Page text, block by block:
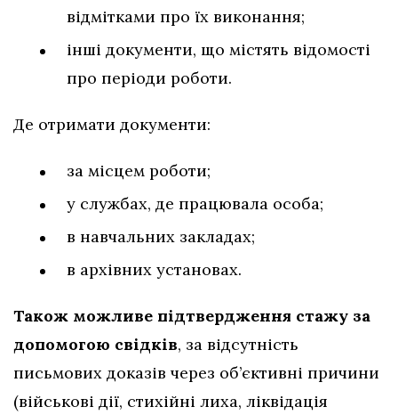
відмітками про їх виконання;
інші документи, що містять відомості
про періоди роботи.
Де отримати документи:
за місцем роботи;
у службах, де працювала особа;
в навчальних закладах;
в архівних установах.
Також можливе підтвердження стажу за
допомогою свідків, за відсутність
письмових доказів через об’єктивні причини
(військові дії, стихійні лиха, ліквідація